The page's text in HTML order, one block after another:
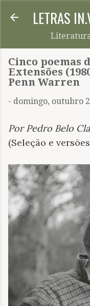
Pular
LETRAS
Cinco poemas
Extensões
Penn Warren
- domingo, outubro
Por Pedro Belo
(Seleção e